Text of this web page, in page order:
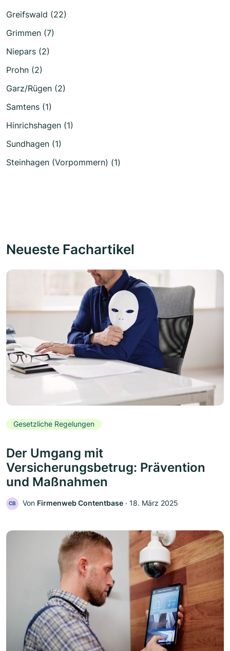
Greifswald (22)
Grimmen (7)
Niepars (2)
Prohn (2)
Garz/Rügen (2)
Samtens (1)
Hinrichshagen (1)
Sundhagen (1)
Steinhagen (Vorpommern) (1)
Neueste Fachartikel
Gesetzliche Regelungen
Der Umgang mit
Versicherungsbetrug: Prävention
und Maßnahmen
CB Von Firmenweb Contentbase ‧ 18. März 2025